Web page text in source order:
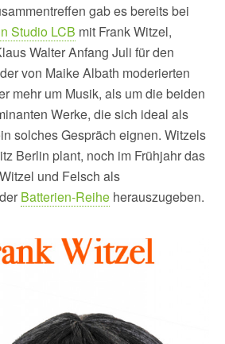
gab es bereits bei
Studio LCB mit Frank Witzel,
Walter Anfang Juli für den
von Maike Albath moderierten
mehr um Musik, als um die beiden
Werke, die sich ideal als
solches Gespräch eignen. Witzels
Berlin plant, noch im Frühjahr das
und Felsch als
Batterien-Reihe herauszugeben.